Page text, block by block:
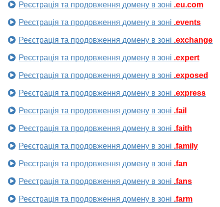
Реєстрація та продовження домену в зоні .eu.com
Реєстрація та продовження домену в зоні .events
Реєстрація та продовження домену в зоні .exchange
Реєстрація та продовження домену в зоні .expert
Реєстрація та продовження домену в зоні .exposed
Реєстрація та продовження домену в зоні .express
Реєстрація та продовження домену в зоні .fail
Реєстрація та продовження домену в зоні .faith
Реєстрація та продовження домену в зоні .family
Реєстрація та продовження домену в зоні .fan
Реєстрація та продовження домену в зоні .fans
Реєстрація та продовження домену в зоні .farm